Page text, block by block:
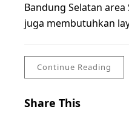
Bandung Selatan
juga membutuhkan
Continue Reading
Share This